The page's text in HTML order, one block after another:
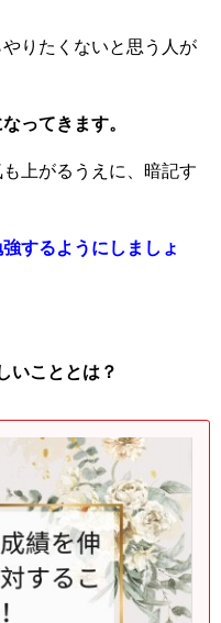
りたくないと思う人が
ってきます。
上がるうえに、暗記す
するようにしましょ
いこととは？